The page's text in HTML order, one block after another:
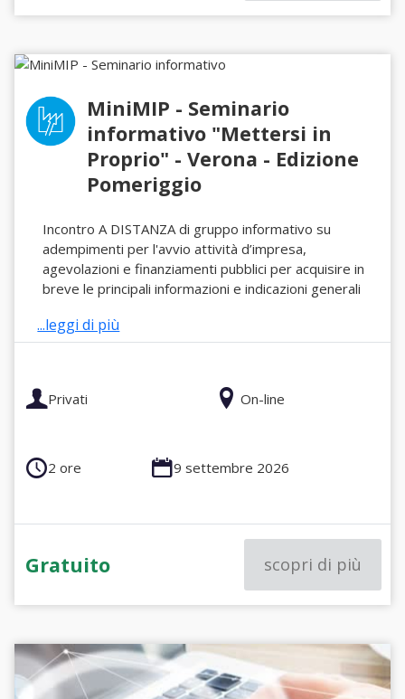
MiniMIP - Seminario
informativo "Mettersi in
Proprio" - Verona - Edizione
Pomeriggio
Incontro A DISTANZA di gruppo informativo su
adempimenti per l'avvio attività d’impresa,
agevolazioni e finanziamenti pubblici per acquisire in
breve le principali informazioni e indicazioni generali
...leggi di più
Privati On-line
2 ore 9 settembre 2026
Gratuito scopri di più